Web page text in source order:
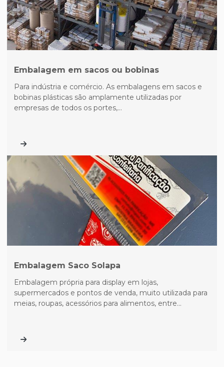
Embalagem em sacos ou bobinas
Para indústria e comércio. As embalagens em sacos e
bobinas plásticas são amplamente utilizadas por
empresas de todos os portes,...
Embalagem Saco Solapa
Embalagem própria para display em lojas,
supermercados e pontos de venda, muito utilizada para
meias, roupas, acessórios para alimentos, entre...